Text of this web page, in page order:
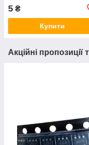
5 ₴
Купити
Акційні пропозиції